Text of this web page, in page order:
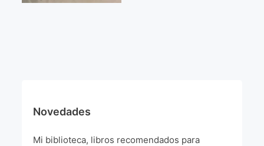
Novedades
Mi biblioteca, libros recomendados para